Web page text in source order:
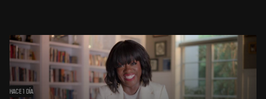
HACE 1 DÍA